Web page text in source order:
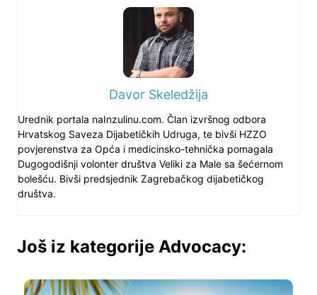
Davor Skeledžija
Urednik portala naInzulinu.com. Član izvršnog odbora
Hrvatskog Saveza Dijabetičkih Udruga, te bivši HZZO
povjerenstva za Opća i medicinsko-tehnička pomagala
Dugogodišnji volonter društva Veliki za Male sa šećernom
bolešću. Bivši predsjednik Zagrebačkog dijabetičkog
društva.
Još iz kategorije Advocacy: